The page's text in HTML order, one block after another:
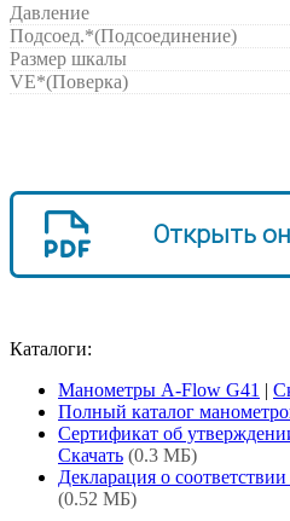
Давление
Подсоед.*(Подсоединение)
Размер шкалы
VE*(Поверка)
Открыть
Каталоги:
Манометры A-Flow G41 |
Полный каталог
Сертификат об
Скачать (0.3 МБ)
Декларация о
(0.52 МБ)